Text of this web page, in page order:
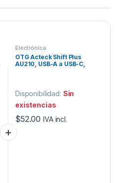
Electrónica
OTG Acteck Shift Plus
AU210, USB-A a USB-C,
Disponibilidad: Sin
existencias
$52.00 IVA incl.